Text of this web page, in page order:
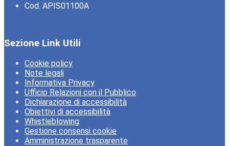
Cod. APIS01100A
Sezione Link Utili
Cookie policy
Note legali
Informativa Privacy
Ufficio Relazioni con il Pubblico
Dichiarazione di accessibilità
Obiettivi di accessibilità
Whistleblowing
Gestione consensi cookie
Amministrazione trasparente